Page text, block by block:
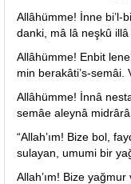
Allâhümme! İnne bi’l-
danki, mâ lâ neşkû illâ
Allâhümme! Enbit
min berakâti’s-semâi.
Allâhümme! İnnâ
semâe aleynâ
“Allah’ım! Bize bol,
sulayan, umumi bir
Allah’ım! Bize